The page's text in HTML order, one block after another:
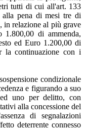
tutti di cui all'art. 133
alla pena di mesi tre di
in relazione al più grave
di ammenda,
ed Euro 1.200,00 di
la continuazione con i
condizionale
e figurando a suo
uno per delitto, con
alla concessione del
di segnalazioni
deterrente connesso